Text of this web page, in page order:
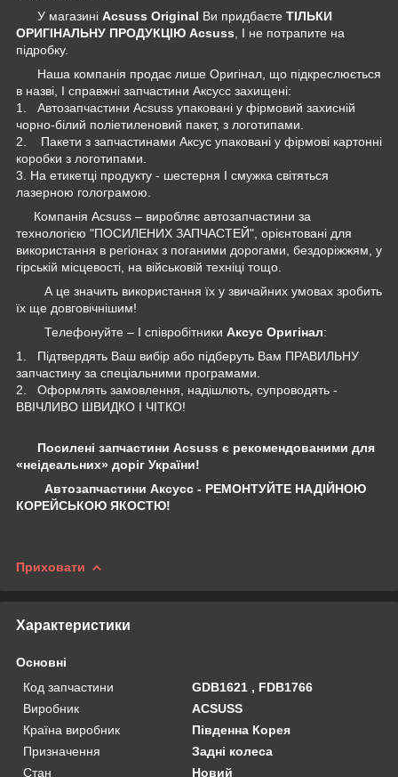
У магазині Acsuss Original Ви придбаєте ТІЛЬКИ
ОРИГІНАЛЬНУ ПРОДУКЦІЮ Acsuss , І не потрапите на
підробку.
Наша компанія продає лише Оригінал, що підкреслюється
в назві, І справжні запчастини Аксусс захищені:
1. Автозапчастини Acsuss упаковані у фірмовий захисній
чорно-білий поліетиленовий пакет, з логотипами.
2. Пакети з запчастинами Аксус упаковані у фірмові картонні
коробки з логотипами.
3. На етикетці продукту - шестерня І смужка світяться
лазерною голограмою.
Компанія Acsuss – виробляє автозапчастини за
технологією "ПОСИЛЕНИХ ЗАПЧАСТЕЙ", орієнтовані для
використання в регіонах з поганими дорогами, бездоріжжям, у
гірській місцевості, на військовій техніці тощо.
А це значить використання їх у звичайних умовах зробить
їх ще довговічнішим!
Телефонуйте – І співробітники Аксус Оригінал:
1. Підтвердять Ваш вибір або підберуть Вам ПРАВИЛЬНУ
запчастину за спеціальними програмами.
2. Оформлять замовлення, надішлють, супроводять -
ВВІЧЛИВО ШВИДКО І ЧІТКО!
Посилені запчастини Acsuss є рекомендованими для
«неідеальних» доріг України!
Автозапчастини Аксусс - РЕМОНТУЙТЕ НАДІЙНОЮ
КОРЕЙСЬКОЮ ЯКОСТЮ!
Приховати
Характеристики
Основні
Код запчастини
GDB1621 , FDB1766
Виробник
ACSUSS
Країна виробник
Південна Корея
Призначення
Задні колеса
Стан
Новий